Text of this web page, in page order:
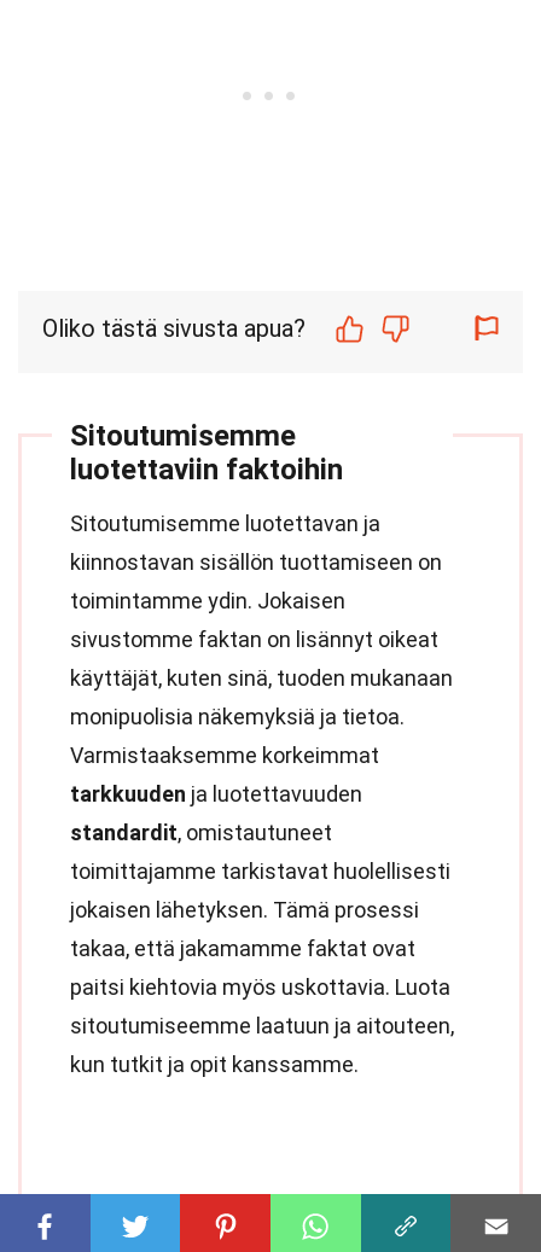
Oliko tästä sivusta apua?
Sitoutumisemme
luotettaviin faktoihin
Sitoutumisemme luotettavan ja
kiinnostavan sisällön tuottamiseen on
toimintamme ydin. Jokaisen
sivustomme faktan on lisännyt oikeat
käyttäjät, kuten sinä, tuoden mukanaan
monipuolisia näkemyksiä ja tietoa.
Varmistaaksemme korkeimmat
tarkkuuden ja luotettavuuden
standardit, omistautuneet
toimittajamme tarkistavat huolellisesti
jokaisen lähetyksen. Tämä prosessi
takaa, että jakamamme faktat ovat
paitsi kiehtovia myös uskottavia. Luota
sitoutumiseemme laatuun ja aitouteen,
kun tutkit ja opit kanssamme.